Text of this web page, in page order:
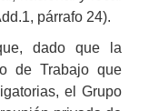
párrafo 24).
dado que la
de Trabajo que
el Grupo